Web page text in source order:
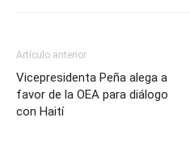
Artículo anterior
Vicepresidenta Peña alega a
favor de la OEA para diálogo
con Haití